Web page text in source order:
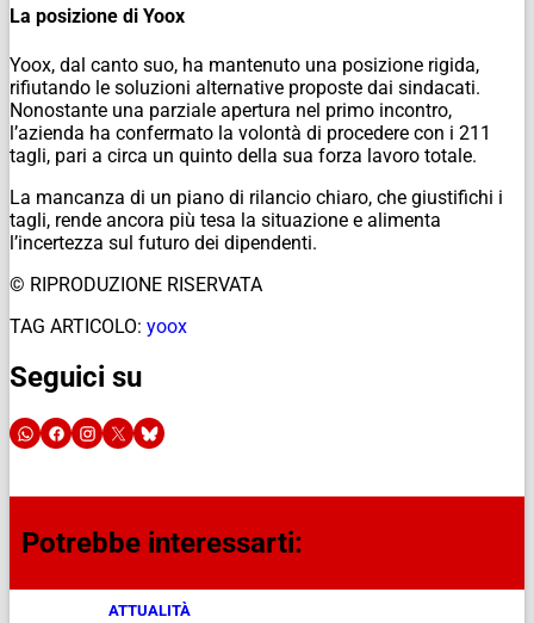
La posizione di Yoox
Yoox, dal canto suo, ha mantenuto una posizione rigida,
rifiutando le soluzioni alternative proposte dai sindacati.
Nonostante una parziale apertura nel primo incontro,
l’azienda ha confermato la volontà di procedere con i 211
tagli, pari a circa un quinto della sua forza lavoro totale.
La mancanza di un piano di rilancio chiaro, che giustifichi i
tagli, rende ancora più tesa la situazione e alimenta
l’incertezza sul futuro dei dipendenti.
© RIPRODUZIONE RISERVATA
TAG ARTICOLO: yoox
Seguici su
Potrebbe interessarti:
ATTUALITÀ